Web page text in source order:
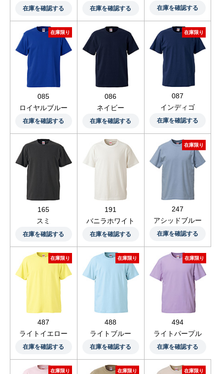
在庫を確認する 在庫を確認する 在庫を確認する
在庫限り
085
ロイヤルブルー
在庫を確認する
086
ネイビー
在庫を確認する
在庫限り
087
インディゴ
在庫を確認する
165
スミ
在庫を確認する
191
バニラホワイト
在庫を確認する
在庫限り
247
アシッドブルー
在庫を確認する
在庫限り
487
ライトイエロー
在庫を確認する
在庫限り
488
ライトブルー
在庫を確認する
在庫限り
494
ライトパープル
在庫を確認する
在庫限り 在庫限り 在庫限り